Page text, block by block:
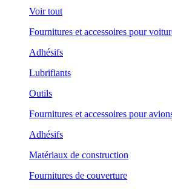
Voir tout
Fournitures et accessoires pour
Adhésifs
Lubrifiants
Outils
Fournitures et accessoires pour
Adhésifs
Matériaux de construction
Fournitures de couverture